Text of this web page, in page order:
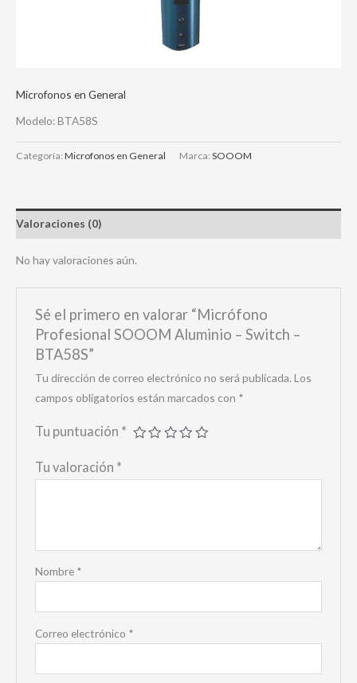
Microfonos en General
Modelo: BTA58S
Categoría: Microfonos en General Marca: SOOOM
Valoraciones (0)
No hay valoraciones aún.
Sé el primero en valorar “Micrófono
Profesional SOOOM Aluminio – Switch –
BTA58S”
Tu dirección de correo electrónico no será publicada. Los
campos obligatorios están marcados con *
Tu puntuación *
Tu valoración *
Nombre *
Correo electrónico *